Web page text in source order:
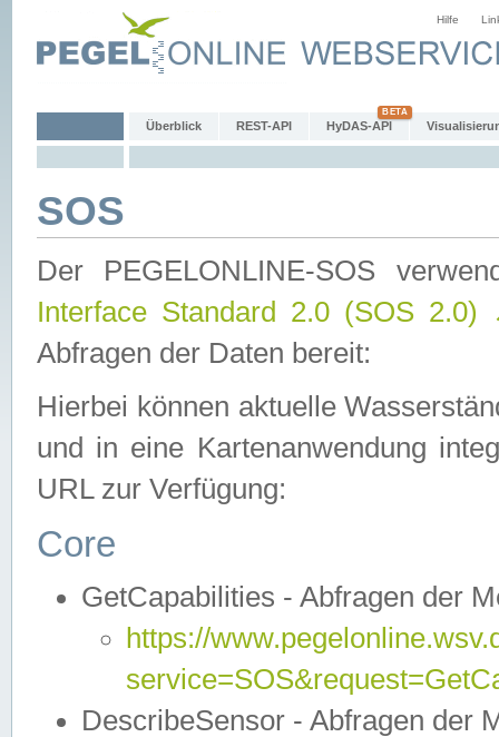
Hilfe
Überblick REST-API HyDAS-API
SOS
Der PEGELONLINE-SOS
Interface Standard 2.0 (SOS 2.0)
Abfragen der Daten bereit:
Hierbei können aktuelle
und in eine Kartenanwendung
URL zur Verfügung:
Core
GetCapabilities - Abfragen der
https://
DescribeSensor - Abfragen der